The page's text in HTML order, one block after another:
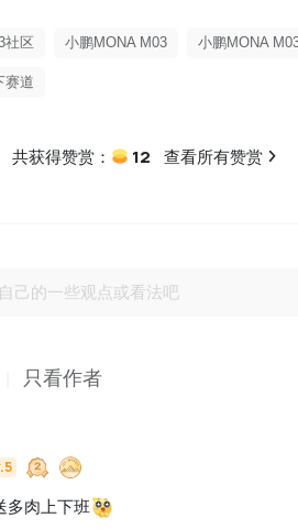
社区 小鹏MONA M03 小鹏MONA
赛道
共获得赞赏： 12 查看所有赞赏
只看作者
多肉上下班